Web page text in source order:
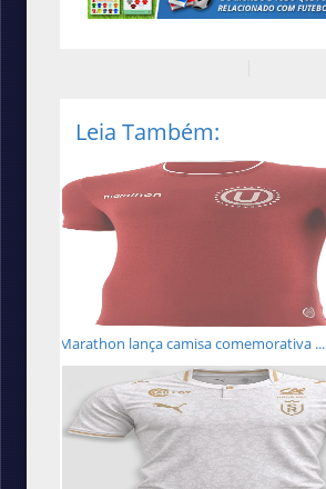
Leia Também:
Marathon lança camisa comemorativa ...